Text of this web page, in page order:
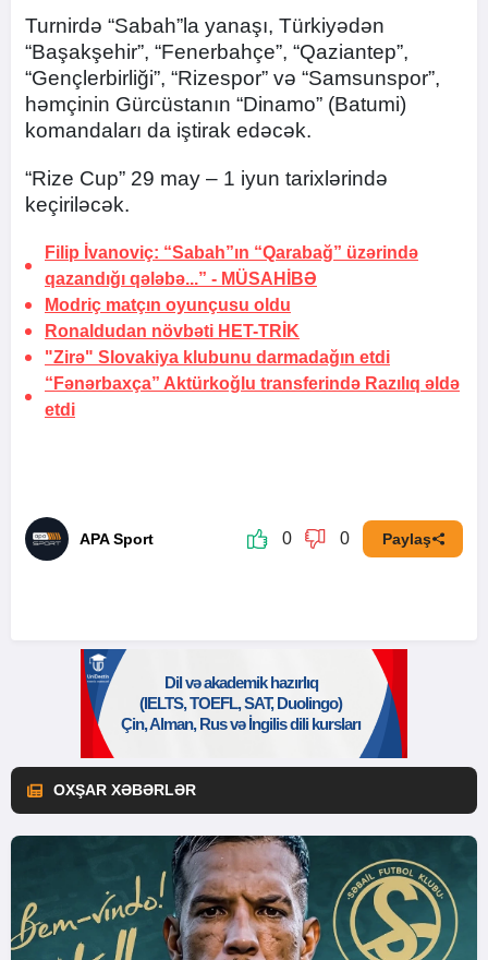
Turnirdə “Sabah”la yanaşı, Türkiyədən
“Başakşehir”, “Fenerbahçe”, “Qaziantep”,
“Gençlerbirliği”, “Rizespor” və “Samsunspor”,
həmçinin Gürcüstanın “Dinamo” (Batumi)
komandaları da iştirak edəcək.
“Rize Cup” 29 may – 1 iyun tarixlərində
keçiriləcək.
Filip İvanoviç: “Sabah”ın “Qarabağ” üzərində
qazandığı qələbə...” - MÜSAHİBƏ
Modriç matçın oyunçusu oldu
Ronaldudan növbəti HET-TRİK
"Zirə" Slovakiya klubunu darmadağın etdi
“Fənərbaxça” Aktürkoğlu transferində Razılıq əldə
etdi
APA Sport 0 0 Paylaş
OXŞAR XƏBƏRLƏR